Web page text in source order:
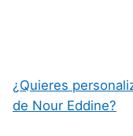
¿Quieres
de Nour Eddine?